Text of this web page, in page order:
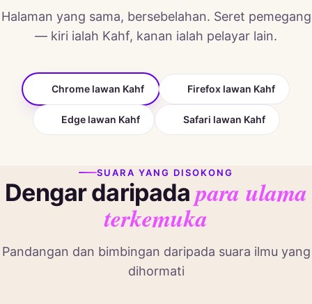
Halaman yang sama, bersebelahan. Seret pemegang
— kiri ialah Kahf, kanan ialah pelayar lain.
Chrome lawan Kahf Firefox lawan Kahf
Edge lawan Kahf Safari lawan Kahf
KAHF MEREKA
SUARA YANG DISOKONG
Dengar daripadapara ulama
terkemuka
Pandangan dan bimbingan daripada suara ilmu yang
dihormati